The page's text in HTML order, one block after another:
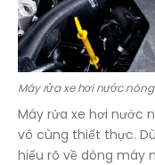
Máy rửa xe hơi nước
Máy rửa xe hơi nước
vô cùng thiết thực.
hiểu rõ về dòng máy